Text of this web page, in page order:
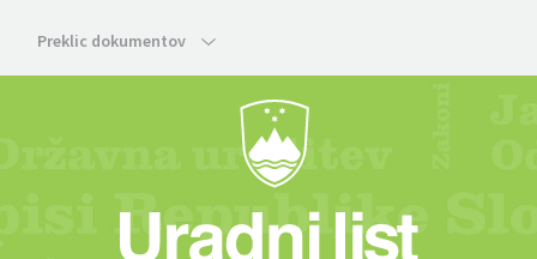
Preklic dokumentov